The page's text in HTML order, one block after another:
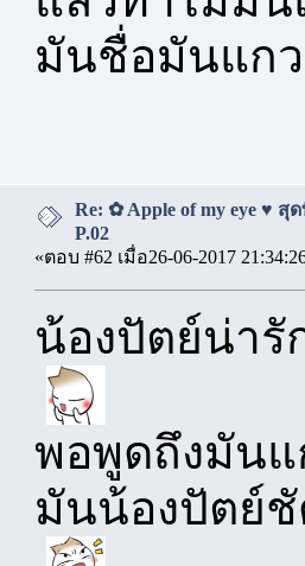
มันชื่อมันแกว
Re: ✿ Apple of my eye ♥
P.02
«ตอบ #62 เมื่อ26-06-2017
น้องปัตย์น่ารั
พอพูดถึงมัน
มันน้องปัตย์ชั